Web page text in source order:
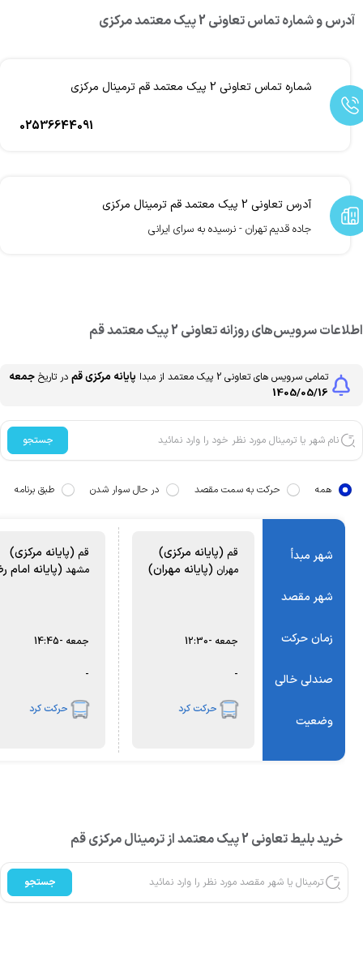
آدرس و شماره تماس تعاونی 2 پیک معتمد مرکزی
شماره تماس تعاونی 2 پیک معتمد قم ترمینال مرکزی
02536644091
آدرس تعاونی 2 پیک معتمد قم ترمینال مرکزی
جاده قدیم تهران - نرسیده به سرای ایرانی
سرویس‌های روزانه تعاونی 2 پیک معتمد قم
تمامی سرویس های تعاونی 2 پیک معتمد از مبدا پایانه مرکزیقم در تاریخ جمعه
1405/05/16
جستجو
همه حرکت به سمت مقصد در حال سوار شدن طبق برنامه
شهر مبدأ
شهر مقصد
زمان حرکت
صندلی خالی
وضعیت
قم(پایانه مرکزی)
مهران(پایانه مهران)
جمعه 12:30
حرکت کرد
قم(پایانه مرکزی)
مشهد(پایانه امام
جمعه 14:45
حرکت کرد
خرید بلیط تعاونی 2 پیک معتمد از ترمینال مرکزی قم
جستجو